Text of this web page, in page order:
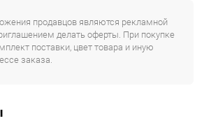
продавцов являются рекламной
делать оферты. При покупке
поставки, цвет товара и иную
заказа.